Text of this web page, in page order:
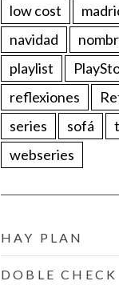
low cost
navidad
playlist
reflexiones
series
sofá
webseries
HAY PLAN
DOBLE